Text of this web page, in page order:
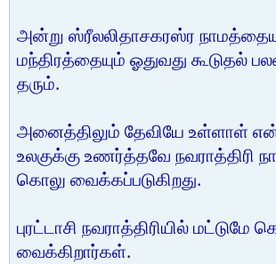
அன்று ஸ்ரீலலிதாசகரஸ்ர
மந்திரத்தையும் ஓதுவது கூடுதல்
தரும்.
அனைத்திலும் தேவியே உள்ளாள்
உலகுக்கு உணர்த்தவே நவராத்திரி
கொலு வைக்கப்படுகிறது.
புரட்டாசி நவராத்திரியில் மட்டுமே
வைக்கிறார்கள்.